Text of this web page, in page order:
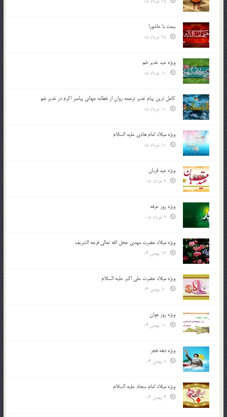
بیعت با عاشورا
ویژه عید غدیر خم
کامل ترین پیام غدیر ترجمه روان از خطابه جهانی پیامبر اکرم در غدیر خم
ویژه میلاد امام هادی علیه السلام
ویژه عید قربان
ویژه روز عرفه
ویژه میلاد حضرت مهدی عجل الله تعالی فرجه الشريف
ویژه میلاد حضرت علی اکبر علیه السلام
ویژه روز جوان
ویژه دهه فجر
ویژه میلاد امام سجاد علیه السلام